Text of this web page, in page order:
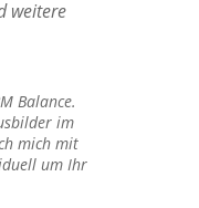
weitere
Balance.
im
mich mit
um Ihr